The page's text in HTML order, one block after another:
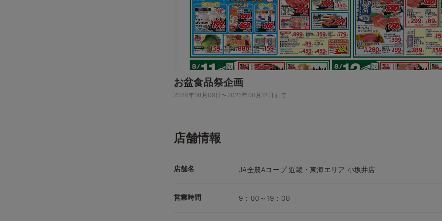
お盆食品祭企画
2026年08月09日〜2026年08月12日まで
店舗情報
店舗名 JA全農Aコープ 近畿・東海エリア 小坂井店
営業時間 9：00～19：00